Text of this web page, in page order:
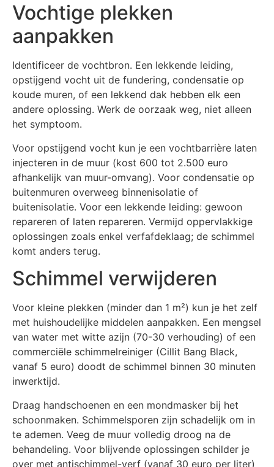
Vochtige plekken
aanpakken
Identificeer de vochtbron. Een lekkende leiding,
opstijgend vocht uit de fundering, condensatie op
koude muren, of een lekkend dak hebben elk een
andere oplossing. Werk de oorzaak weg, niet alleen
het symptoom.
Voor opstijgend vocht kun je een vochtbarrière laten
injecteren in de muur (kost 600 tot 2.500 euro
afhankelijk van muur-omvang). Voor condensatie op
buitenmuren overweeg binnenisolatie of
buitenisolatie. Voor een lekkende leiding: gewoon
repareren of laten repareren. Vermijd oppervlakkige
oplossingen zoals enkel verfafdeklaag; de schimmel
komt anders terug.
Schimmel verwijderen
Voor kleine plekken (minder dan 1 m²) kun je het zelf
met huishoudelijke middelen aanpakken. Een mengsel
van water met witte azijn (70-30 verhouding) of een
commerciële schimmelreiniger (Cillit Bang Black,
vanaf 5 euro) doodt de schimmel binnen 30 minuten
inwerktijd.
Draag handschoenen en een mondmasker bij het
schoonmaken. Schimmelsporen zijn schadelijk om in
te ademen. Veeg de muur volledig droog na de
behandeling. Voor blijvende oplossingen schilder je
over met antischimmel-verf (vanaf 30 euro per liter)